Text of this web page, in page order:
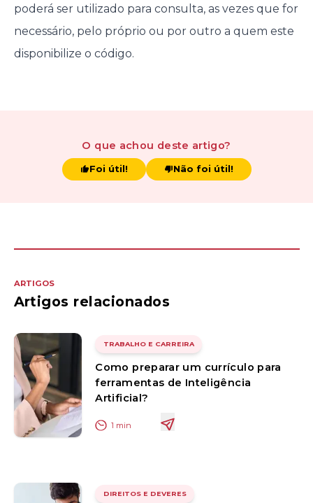
poderá ser utilizado para consulta, as vezes que for
necessário, pelo próprio ou por outro a quem este
disponibilize o código.
O que achou deste artigo?
Foi útil! Não foi útil!
ARTIGOS
Artigos relacionados
TRABALHO E CARREIRA
Como preparar um currículo para
ferramentas de Inteligência
Artificial?
1 min
DIREITOS E DEVERES